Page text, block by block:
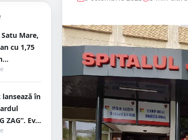
Mare,
cu 1,75
lansează în
ZAG”. Ev...